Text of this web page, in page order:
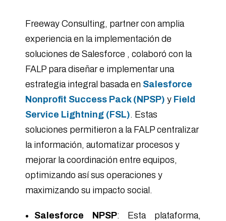
Freeway Consulting, partner con amplia
experiencia en la implementación de
soluciones de Salesforce , colaboró con la
FALP para diseñar e implementar una
estrategia integral basada en Salesforce
Nonprofit Success Pack (NPSP) y Field
Service Lightning (FSL). Estas
soluciones permitieron a la FALP centralizar
la información, automatizar procesos y
mejorar la coordinación entre equipos,
optimizando así sus operaciones y
maximizando su impacto social.
Salesforce NPSP: Esta plataforma,